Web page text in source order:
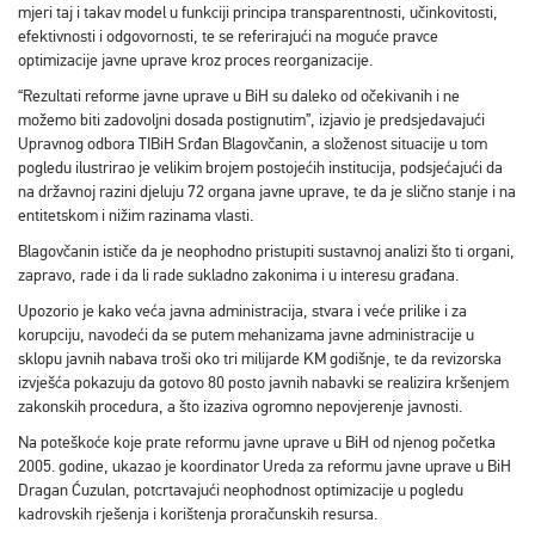
mjeri taj i takav model u funkciji principa transparentnosti, učinkovitosti,
efektivnosti i odgovornosti, te se referirajući na moguće pravce
optimizacije javne uprave kroz proces reorganizacije.
“Rezultati reforme javne uprave u BiH su daleko od očekivanih i ne
možemo biti zadovoljni dosada postignutim”, izjavio je predsjedavajući
Upravnog odbora TIBiH Srđan Blagovčanin, a složenost situacije u tom
pogledu ilustrirao je velikim brojem postojećih institucija, podsjećajući da
na državnoj razini djeluju 72 organa javne uprave, te da je slično stanje i na
entitetskom i nižim razinama vlasti.
Blagovčanin ističe da je neophodno pristupiti sustavnoj analizi što ti organi,
zapravo, rade i da li rade sukladno zakonima i u interesu građana.
Upozorio je kako veća javna administracija, stvara i veće prilike i za
korupciju, navodeći da se putem mehanizama javne administracije u
sklopu javnih nabava troši oko tri milijarde KM godišnje, te da revizorska
izvješća pokazuju da gotovo 80 posto javnih nabavki se realizira kršenjem
zakonskih procedura, a što izaziva ogromno nepovjerenje javnosti.
Na poteškoće koje prate reformu javne uprave u BiH od njenog početka
2005. godine, ukazao je koordinator Ureda za reformu javne uprave u BiH
Dragan Ćuzulan, potcrtavajući neophodnost optimizacije u pogledu
kadrovskih rješenja i korištenja proračunskih resursa.